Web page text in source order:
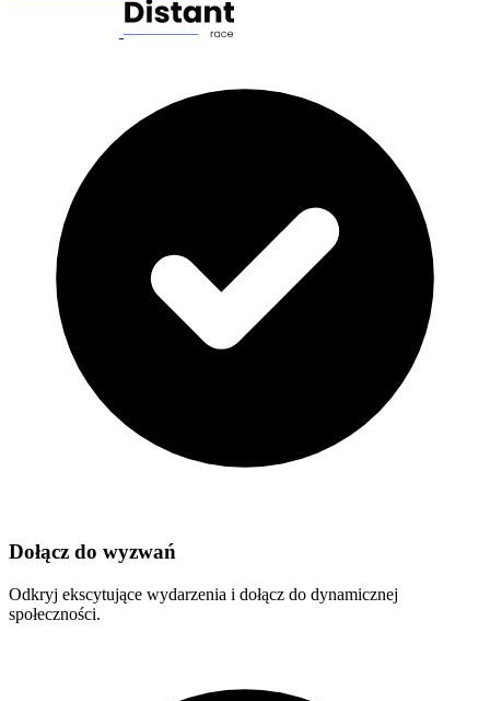
Dołącz do wyzwań
Odkryj ekscytujące wydarzenia i dołącz do dynamicznej
społeczności.